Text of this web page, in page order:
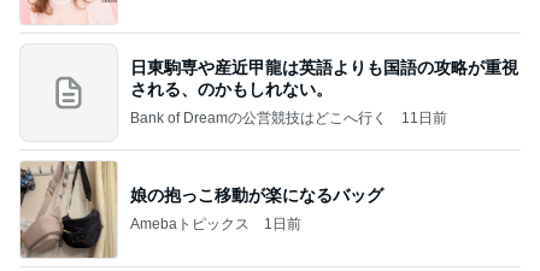
日東駒専や産近甲龍は英語よりも国語の攻略が重視
される、のかもしれない。
Bank of Dreamの公営競技はどこへ行く 11日前
娘の抱っこ移動が楽になるバッグ
Amebaトピックス 1日前